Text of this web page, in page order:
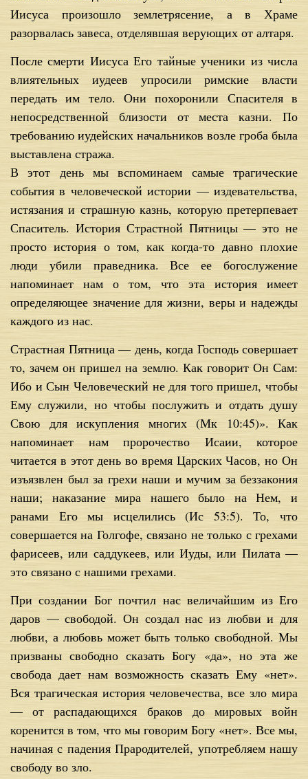
Иисуса произошло землетрясение, а в Храме
разорвалась завеса, отделявшая верующих от алтаря.
После смерти Иисуса Его тайные ученики из числа
влиятельных иудеев упросили римские власти
передать им тело. Они похоронили Спасителя в
непосредственной близости от места казни. По
требованию иудейских начальников возле гроба была
выставлена стража.
В этот день мы вспоминаем самые трагические
события в человеческой истории — издевательства,
истязания и страшную казнь, которую претерпевает
Спаситель. История Страстной Пятницы — это не
просто история о том, как когда-то давно плохие
люди убили праведника. Все ее богослужение
напоминает нам о том, что эта история имеет
определяющее значение для жизни, веры и надежды
каждого из нас.
Страстная Пятница — день, когда Господь совершает
то, зачем он пришел на землю. Как говорит Он Сам:
Ибо и Сын Человеческий не для того пришел, чтобы
Ему служили, но чтобы послужить и отдать душу
Свою для искупления многих (Мк 10:45)». Как
напоминает нам пророчество Исаии, которое
читается в этот день во время Царских Часов, но Он
изъязвлен был за грехи наши и мучим за беззакония
наши; наказание мира нашего было на Нем, и
ранами Его мы исцелились (Ис 53:5). То, что
совершается на Голгофе, связано не только с грехами
фарисеев, или саддукеев, или Иуды, или Пилата —
это связано с нашими грехами.
При создании Бог почтил нас величайшим из Его
даров — свободой. Он создал нас из любви и для
любви, а любовь может быть только свободной. Мы
призваны свободно сказать Богу «да», но эта же
свобода дает нам возможность сказать Ему «нет».
Вся трагическая история человечества, все зло мира
— от распадающихся браков до мировых войн
коренится в том, что мы говорим Богу «нет». Все мы,
начиная с падения Прародителей, употребляем нашу
свободу во зло.